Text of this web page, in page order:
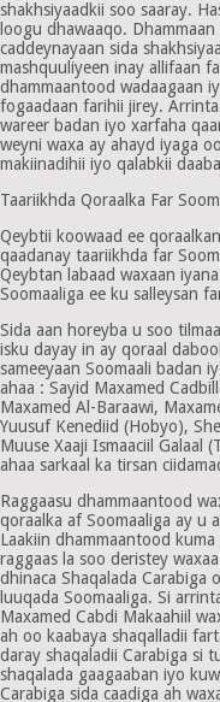
shakhsiyaadkii soo saaray.
loogu dhawaaqo.
caddeynayaan sida
mashquuliyeen inay allifaan
dhammaantood wadaagaan
fogaadaan farihii jirey.
wareer badan iyo xarfaha
weyni waxa ay ahayd iyaga
makiinadihii iyo qalabkii
Taariikhda Qoraalka Far
Qeybtii koowaad ee
qaadanay taariikhda far
Qeybtan labaad waxaan
Soomaaliga ee ku salleysan
Sida aan horeyba u soo
isku dayay in ay qoraal
sameeyaan Soomaali badan
ahaa : Sayid Maxamed
Maxamed Al-Baraawi,
Yuusuf Kenediid (Hobyo),
Muuse Xaaji Ismaaciil Galaal
ahaa sarkaal ka tirsan
Raggaasu dhammaantood
qoraalka af Soomaaliga ay u
Laakiin dhammaantood
raggaas la soo deristey
dhinaca Shaqalada Carabiga
luuqada Soomaaliga. Si
Maxamed Cabdi Makaahiil
ah oo kaabaya shaqalladii
daray shaqaladii Carabiga si
shaqalada gaagaaban iyo
Carabiga sida caadiga ah